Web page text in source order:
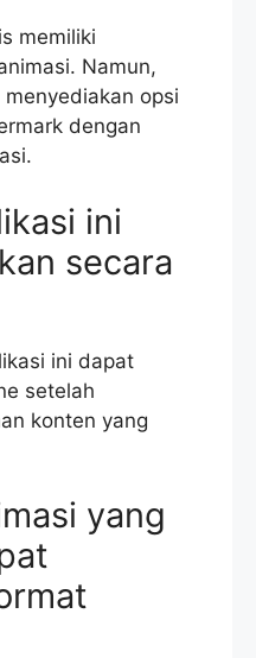
memiliki
Namun,
opsi
dengan
ini
secara
ini dapat
setelah
konten yang
yang